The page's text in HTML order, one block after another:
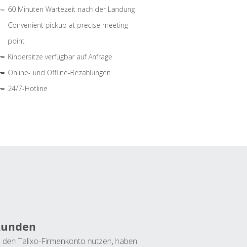
60 Minuten Wartezeit nach der Landung
Convenient pickup at precise meeting
point
Kindersitze verfügbar auf Anfrage
Online- und Offline-Bezahlungen
24/7-Hotline
den Talixo-Firmenkonto nutzen, haben